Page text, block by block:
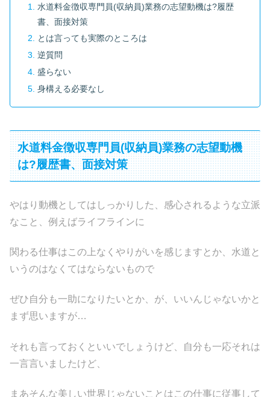
水道料金徴収専門員(収納員)業務の志望動機は?履歴
書、面接対策
とは言っても実際のところは
逆質問
盛らない
身構える必要なし
水道料金徴収専門員(収納員)業務の志望動機
は?履歴書、面接対策
やはり動機としてはしっかりした、感心されるような立派
なこと、例えばライフラインに
関わる仕事はこの上なくやりがいを感じますとか、水道と
いうのはなくてはならないもので
ぜひ自分も一助になりたいとか、が、いいんじゃないかと
まず思いますが…
それも言っておくといいでしょうけど、自分も一応それは
一言言いましたけど、
まあそんな美しい世界じゃないことはこの仕事に従事して